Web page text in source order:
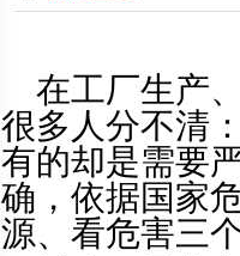
在工厂生产
很多人分不清
有的却是需要
确，依据国家
源、看危害三